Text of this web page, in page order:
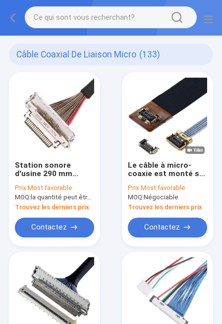
Câble Coaxial De Liaison Micro (133)
Station sonore
d'usine 290 mm
coax 20 broche I PEX
0,4 mm hauteur
20679-020T-01
Prix:Most favorable
MOQ:la quantité peut être négociée
Trouvez les derniers prix
Contactez
Le câble à micro-
coaxie est monté sur
005T
Prix:Most favorable
MOQ:Négociable
Trouvez les derniers prix
Contactez